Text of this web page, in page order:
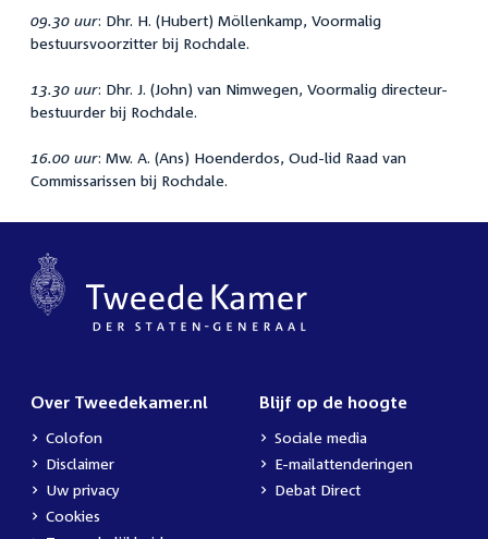
09.30 uur: Dhr. H. (Hubert) Möllenkamp, Voormalig
bestuursvoorzitter bij Rochdale.
13.30 uur: Dhr. J. (John) van Nimwegen, Voormalig directeur-
bestuurder bij Rochdale.
16.00 uur: Mw. A. (Ans) Hoenderdos, Oud-lid Raad van
Commissarissen bij Rochdale.
Over Tweedekamer.nl
Colofon
Disclaimer
Uw privacy
Cookies
Blijf op de hoogte
Sociale media
E-mailattenderingen
Debat Direct